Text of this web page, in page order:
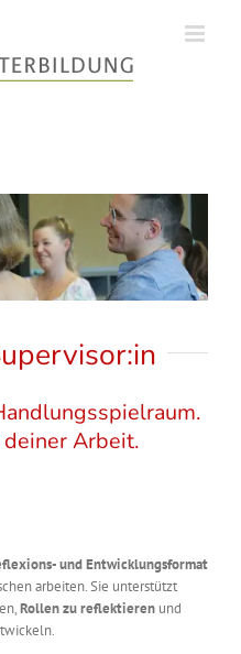
Arbeit.
und Entwicklungsformat
arbeiten. Sie unterstützt
Rollen zu reflektierenund